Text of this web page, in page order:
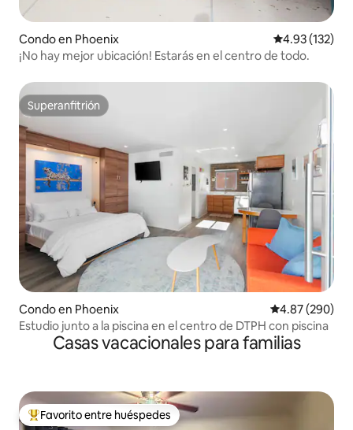
Condo en Phoenix Calificación
4.93 (132)
¡No hay mejor ubicación! Estarás en el centro de todo.
Superanfitrión
Superanfitrión
Condo en Phoenix Calificación
4.87 (290)
Estudio junto a la piscina en el centro de DTPH con piscina
Casas vacacionales para familias
Favorito entre huéspedes preferido
Favorito entre huéspedes